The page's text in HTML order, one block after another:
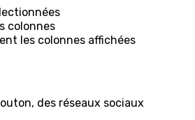
colonnes
les colonnes affichées
des réseaux sociaux